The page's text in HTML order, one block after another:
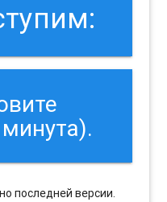
последней версии.